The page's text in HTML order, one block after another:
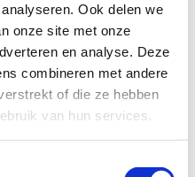
Ook delen we
onze site met onze
en analyse. Deze
combineren met andere
of die ze hebben
van hun services.